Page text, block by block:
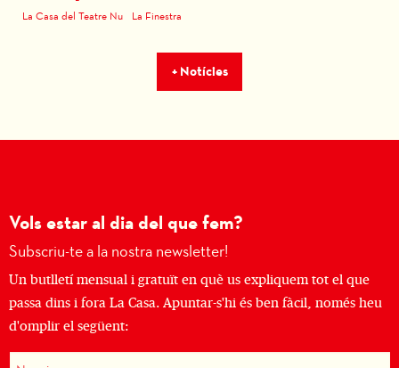
La Casa del Teatre Nu La Finestra
+ Notícies
Vols estar al dia del que fem?
Subscriu-te a la nostra newsletter!
Un butlletí mensual i gratuït en què us expliquem tot el que
passa dins i fora La Casa. Apuntar-s'hi és ben fàcil, només heu
d'omplir el següent: